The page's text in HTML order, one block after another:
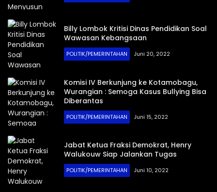
Billy Lombok Kritisi Dinas Pendidikan Soal
Wawasan Kebangsaan
POLITIK/PEMERINTAHAN Juni 20, 2022
Komisi IV Berkunjung ke Kotamobagu,
Wurangian : Semoga Kasus Bullying Bisa
Diberantas
POLITIK/PEMERINTAHAN Juni 15, 2022
Jabat Ketua Fraksi Demokrat, Henry
Walukouw Siap Jalankan Tugas
POLITIK/PEMERINTAHAN Juni 10, 2022